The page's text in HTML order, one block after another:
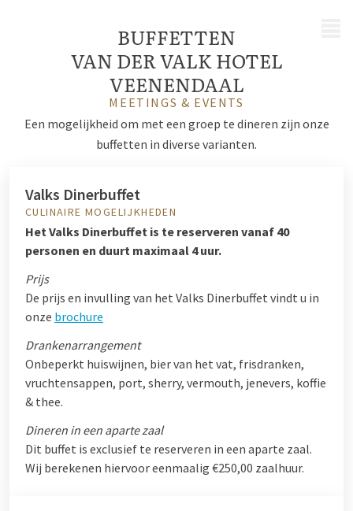
BUFFETTEN
VAN DER VALK HOTEL
VEENENDAAL
MEETINGS & EVENTS
Een mogelijkheid om met een groep te dineren zijn onze
buffetten in diverse varianten.
Valks Dinerbuffet
CULINAIRE MOGELIJKHEDEN
Het Valks Dinerbuffet is te reserveren vanaf 40
personen en duurt maximaal 4 uur.
Prijs
De prijs en invulling van het Valks Dinerbuffet vindt u in
onze brochure
Drankenarrangement
Onbeperkt huiswijnen, bier van het vat, frisdranken,
vruchtensappen, port, sherry, vermouth, jenevers, koffie
& thee.
Dineren in een aparte zaal
Dit buffet is exclusief te reserveren in een aparte zaal.
Wij berekenen hiervoor eenmaalig €250,00 zaalhuur.